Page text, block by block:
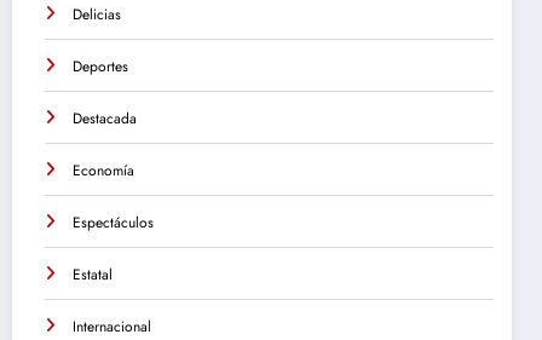
Delicias
Deportes
Destacada
Economía
Espectáculos
Estatal
Internacional